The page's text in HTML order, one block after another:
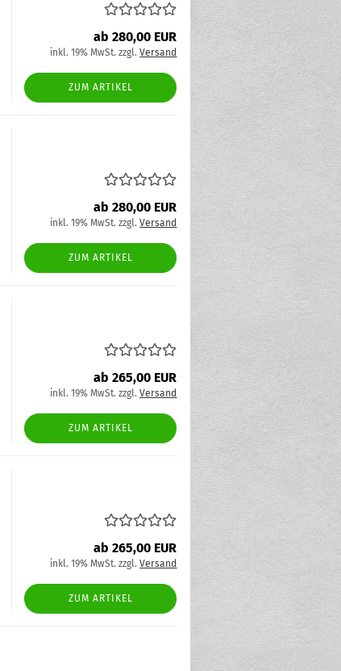
ab 280,00 EUR
inkl. 19% MwSt. zzgl.Versand
ZUM ARTIKEL
ab 280,00 EUR
inkl. 19% MwSt. zzgl.Versand
ZUM ARTIKEL
ab 265,00 EUR
inkl. 19% MwSt. zzgl.Versand
ZUM ARTIKEL
ab 265,00 EUR
inkl. 19% MwSt. zzgl.Versand
ZUM ARTIKEL